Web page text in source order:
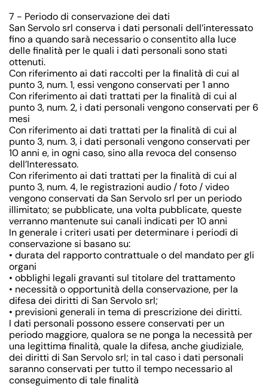
7 - Periodo di conservazione dei dati
San Servolo srl conserva i dati personali dell’interessato
fino a quando sarà necessario o consentito alla luce
delle finalità per le quali i dati personali sono stati
ottenuti.
Con riferimento ai dati raccolti per la finalità di cui al
punto 3, num. 1, essi vengono conservati per 1 anno
Con riferimento ai dati trattati per la finalità di cui al
punto 3, num. 2, i dati personali vengono conservati per 6
mesi
Con riferimento ai dati trattati per la finalità di cui al
punto 3, num. 3, i dati personali vengono conservati per
10 anni e, in ogni caso, sino alla revoca del consenso
dell’Interessato.
Con riferimento ai dati trattati per la finalità di cui al
punto 3, num. 4, le registrazioni audio / foto / video
vengono conservati da San Servolo srl per un periodo
illimitato; se pubblicate, una volta pubblicate, queste
verranno mantenute sui canali indicati per 10 anni
In generale i criteri usati per determinare i periodi di
conservazione si basano su:
• durata del rapporto contrattuale o del mandato per gli
organi
• obblighi legali gravanti sul titolare del trattamento
• necessità o opportunità della conservazione, per la
difesa dei diritti di San Servolo srl;
• previsioni generali in tema di prescrizione dei diritti.
I dati personali possono essere conservati per un
periodo maggiore, qualora se ne ponga la necessità per
una legittima finalità, quale la difesa, anche giudiziale,
dei diritti di San Servolo srl; in tal caso i dati personali
saranno conservati per tutto il tempo necessario al
conseguimento di tale finalità